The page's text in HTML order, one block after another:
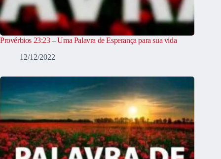
Provérbios 23:23 – Uma Palavra de Esperança para sua vida
12/12/2022